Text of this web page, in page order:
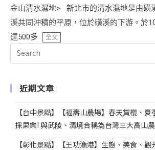
金山清水濕地> 新北市的清水濕地是由磺
溪共同沖積的平原，位於磺溪的下游。於
達500多
全文
近期文章
【台中景點】【福壽山農場】春天賞櫻、夏
採果樂! 與武陵、清境合稱為台灣三大高山
【彰化景點】【王功漁港】生態、美食、